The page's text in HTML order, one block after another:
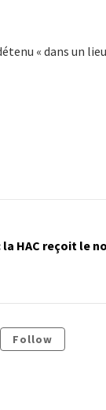
« dans un lieu
la HAC reçoit le
Follow